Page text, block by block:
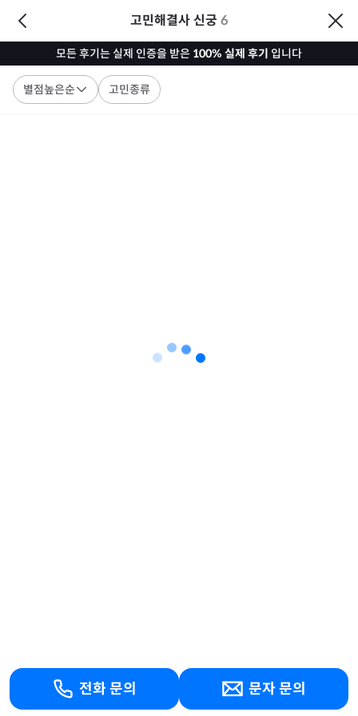
고민해결사 신궁 6
모든 후기는 실제 인증을 받은 100% 실제 후기 입니다
별점높은순 고민종류
전화 문의 문자 문의